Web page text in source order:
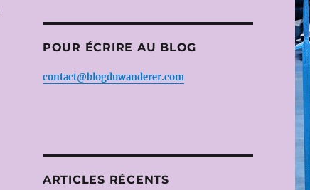
POUR ÉCRIRE AU BLOG
contact@blogduwanderer.com
ARTICLES RÉCENTS